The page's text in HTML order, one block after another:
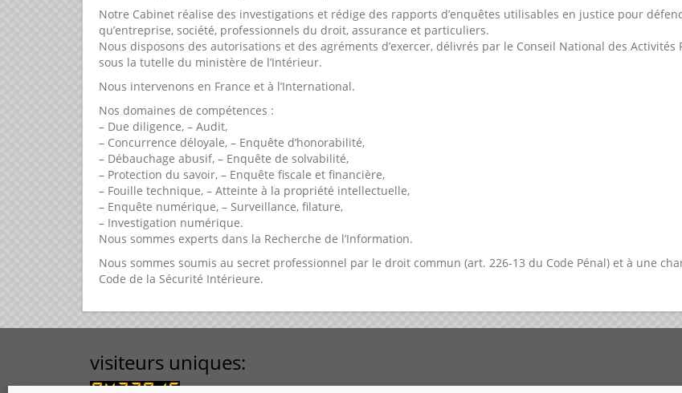
Notre Cabinet réalise des investigations et rédige des rapports d’enquêtes utilisables en justice pour
qu’entreprise, société, professionnels du droit, assurance et particuliers.
Nous disposons des autorisations et des agréments d’exercer, délivrés par le Conseil National des Activités
sous la tutelle du ministère de l’Intérieur.
Nous intervenons en France et à l’International.
Nos domaines de compétences :
– Due diligence, – Audit,
– Concurrence déloyale, – Enquête d’honorabilité,
– Débauchage abusif, – Enquête de solvabilité,
– Protection du savoir, – Enquête fiscale et financière,
– Fouille technique, – Atteinte à la propriété intellectuelle,
– Enquête numérique, – Surveillance, filature,
– Investigation numérique.
Nous sommes experts dans la Recherche de l’Information.
Nous sommes soumis au secret professionnel par le droit commun (art. 226-13 du Code Pénal) et à une
Code de la Sécurité Intérieure.
visiteurs uniques: